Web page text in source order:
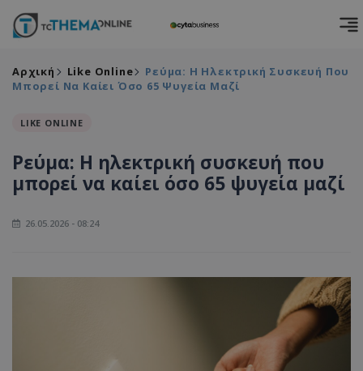
Αρχική Like Online
Ρεύμα: Η Ηλεκτρική Συσκευή Που
Μπορεί Να Καίει Όσο 65 Ψυγεία Μαζί
LIKE ONLINE
Ρεύμα: Η ηλεκτρική συσκευή που
μπορεί να καίει όσο 65 ψυγεία μαζί
26.05.2026 - 08:24